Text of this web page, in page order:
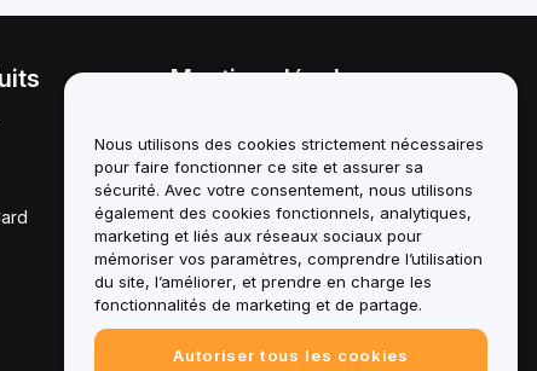
Mentions légales
conflits d'intérêts
Résumé de la politique de
garde et d'administration
Informations ESG
Crypto - Livres blancs des
actifs
Nous utilisons des cookies strictement nécessaires
pour faire fonctionner ce site et assurer sa
sécurité. Avec votre consentement, nous utilisons
également des cookies fonctionnels, analytiques,
marketing et liés aux réseaux sociaux pour
mémoriser vos paramètres, comprendre l’utilisation
du site, l’améliorer, et prendre en charge les
fonctionnalités de marketing et de partage.
Autoriser tous les cookies